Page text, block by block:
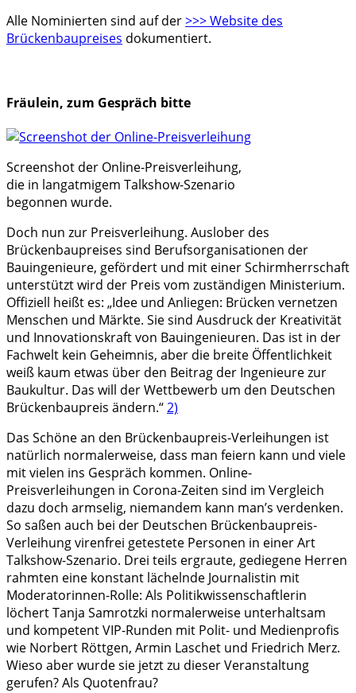
Alle Nominierten sind auf der>>> Website des
Brückenbaupreises dokumentiert.
Fräulein, zum Gespräch bitte
Screenshot der Online-Preisverleihung,
die in langatmigem Talkshow-Szenario
begonnen wurde.
Doch nun zur Preisverleihung. Auslober des
Brückenbaupreises sind Berufsorganisationen der
Bauingenieure, gefördert und mit einer Schirmherrschaft
unterstützt wird der Preis vom zuständigen Ministerium.
Offiziell heißt es: „Idee und Anliegen: Brücken vernetzen
Menschen und Märkte. Sie sind Ausdruck der Kreativität
und Innovationskraft von Bauingenieuren. Das ist in der
Fachwelt kein Geheimnis, aber die breite Öffentlichkeit
weiß kaum etwas über den Beitrag der Ingenieure zur
Baukultur. Das will der Wettbewerb um den Deutschen
Brückenbaupreis ändern.“2)
Das Schöne an den Brückenbaupreis-Verleihungen ist
natürlich normalerweise, dass man feiern kann und viele
mit vielen ins Gespräch kommen. Online-
Preisverleihungen in Corona-Zeiten sind im Vergleich
dazu doch armselig, niemandem kann man’s verdenken.
So saßen auch bei der Deutschen Brückenbaupreis-
Verleihung virenfrei getestete Personen in einer Art
Talkshow-Szenario. Drei teils ergraute, gediegene Herren
rahmten eine konstant lächelnde Journalistin mit
Moderatorinnen-Rolle: Als Politikwissenschaftlerin
löchert Tanja Samrotzki normalerweise unterhaltsam
und kompetent VIP-Runden mit Polit- und Medienprofis
wie Norbert Röttgen, Armin Laschet und Friedrich Merz.
Wieso aber wurde sie jetzt zu dieser Veranstaltung
gerufen? Als Quotenfrau?